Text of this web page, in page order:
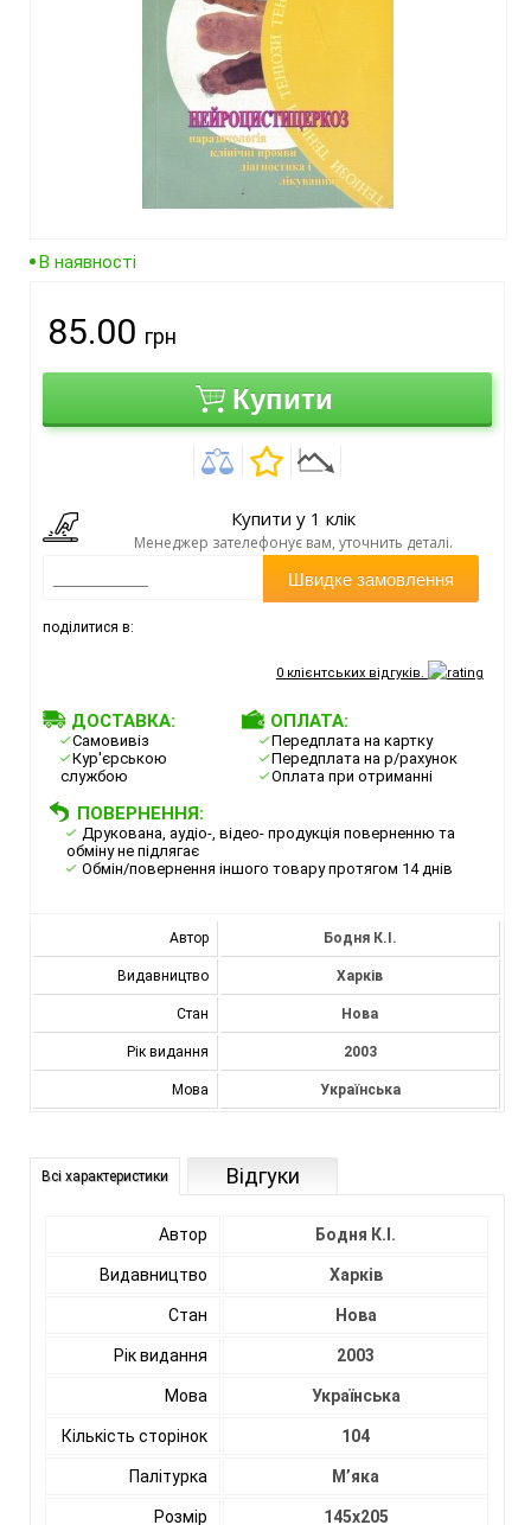
В наявності
85.00 грн
Купити
Купити у 1 клік
Менеджер зателефонує вам, уточнить деталі.
Швидке замовлення
поділитися в:
0клієнтських відгуків.
ДОСТАВКА:
Самовивіз
Кур'єрською
службою
ОПЛАТА:
Передплата на картку
Передплата на р/рахунок
Оплата при отриманні
ПОВЕРНЕННЯ:
Друкована, аудіо-, відео- продукція поверненню та
обміну не підлягає
Обмін/повернення іншого товару протягом 14 днів
Автор Бодня К.І.
Видавництво Харків
Стан Нова
Рік видання 2003
Мова Українська
Всі характеристики Відгуки
Автор Бодня К.І.
Видавництво Харків
Стан Нова
Рік видання 2003
Мова Українська
Кількість сторінок 104
Палітурка М’яка
Розмір 145х205